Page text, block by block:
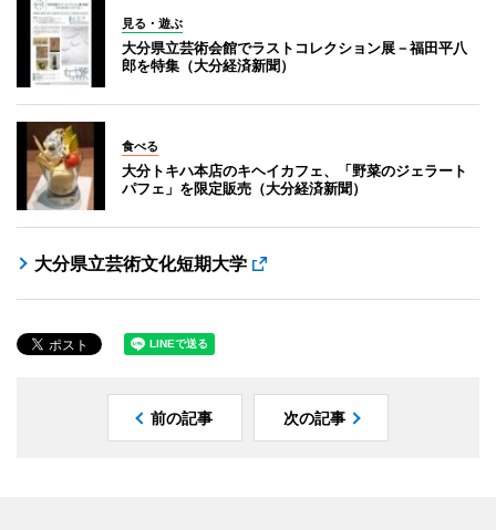
見る・遊ぶ
大分県立芸術会館でラストコレクション展－福田平八
郎を特集（大分経済新聞）
食べる
大分トキハ本店のキヘイカフェ、「野菜のジェラート
パフェ」を限定販売（大分経済新聞）
大分県立芸術文化短期大学
前の記事 次の記事